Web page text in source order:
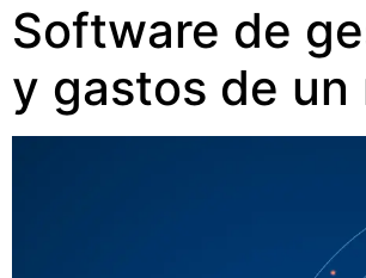
Software de
y gastos de un